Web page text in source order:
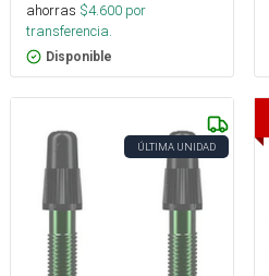
ahorras $4.600 por
transferencia.
Disponible
ÚLTIMA UNIDAD